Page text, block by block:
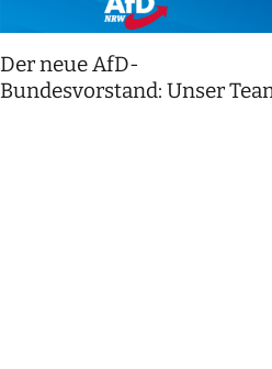
Der neue AfD-
Bundesvorstand: Unser